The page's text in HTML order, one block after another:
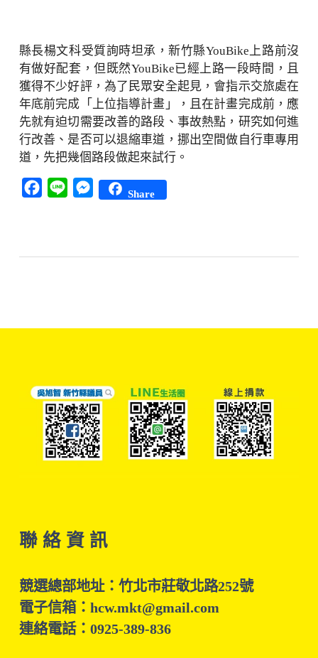
縣長楊文科受質詢時坦承，新竹縣YouBike上路前沒
有做好配套，但既然YouBike已經上路一段時間，且
獲得不少好評，為了民眾安全起見，會指示交旅處在
年底前完成「上位指導計畫」，且在計畫完成前，應
先就有迫切需要改善的路段、事故熱點，研究如何進
行改善、是否可以退縮車道，挪出空間做自行車專用
道，先把幾個路段做起來試行。
Facebook
Line Messenger
Share
聯 絡 資 訊
競選總部地址：竹北市莊敬北路252號
電子信箱：hcw.mkt@gmail.com
連絡電話：0925-389-836